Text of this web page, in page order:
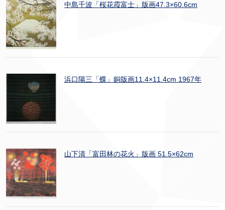
中島千波「桜花霞富士」版画47.3×60.6cm
浜口陽三「蝶」銅版画11.4×11.4cm 1967年
山下清「富田林の花火」版画 51.5×62cm